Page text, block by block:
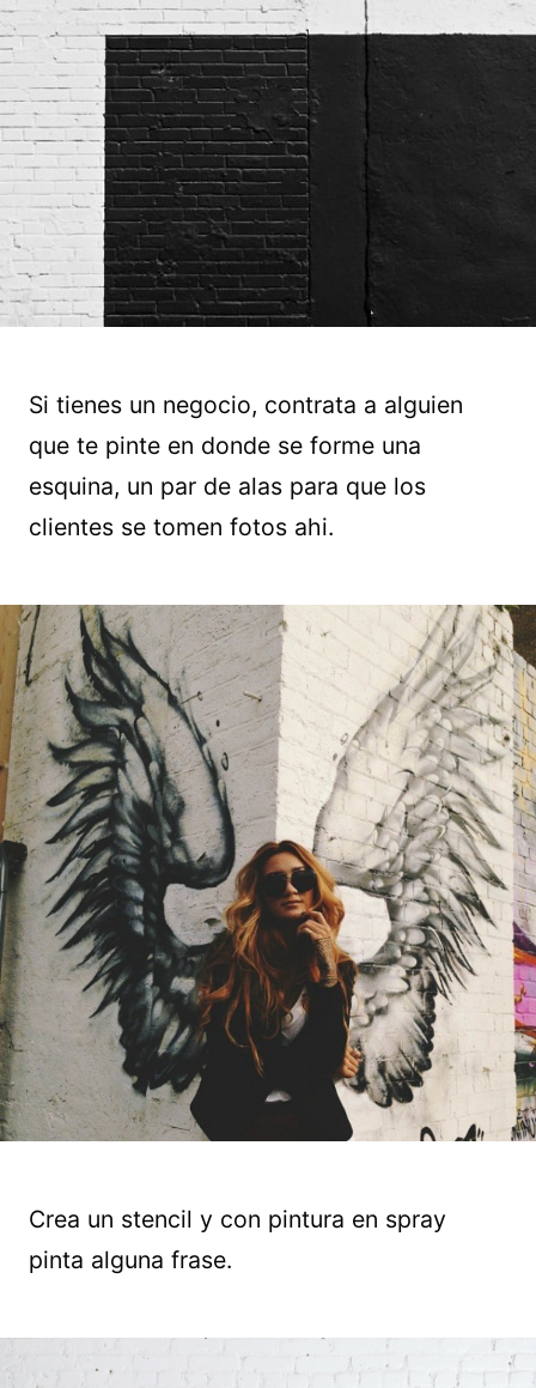
Si tienes un negocio, contrata a alguien
que te pinte en donde se forme una
esquina, un par de alas para que los
clientes se tomen fotos ahi.
Crea un stencil y con pintura en spray
pinta alguna frase.